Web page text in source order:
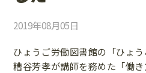
2019年08月05日
ひょうご労働図書館の「ひょ
糟谷芳孝が講師を務めた「働